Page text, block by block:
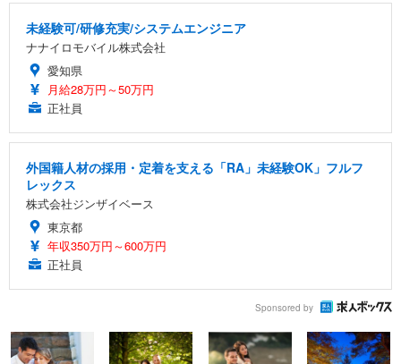
未経験可/研修充実/システムエンジニア
ナナイロモバイル株式会社
愛知県
月給28万円～50万円
正社員
外国籍人材の採用・定着を支える「RA」未経験OK」フルフ
レックス
株式会社ジンザイベース
東京都
年収350万円～600万円
正社員
Sponsored by